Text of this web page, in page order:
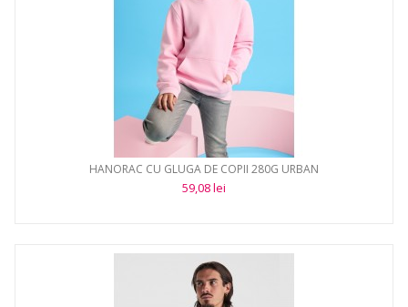
HANORAC CU GLUGA DE COPII 280G URBAN
59,08 lei